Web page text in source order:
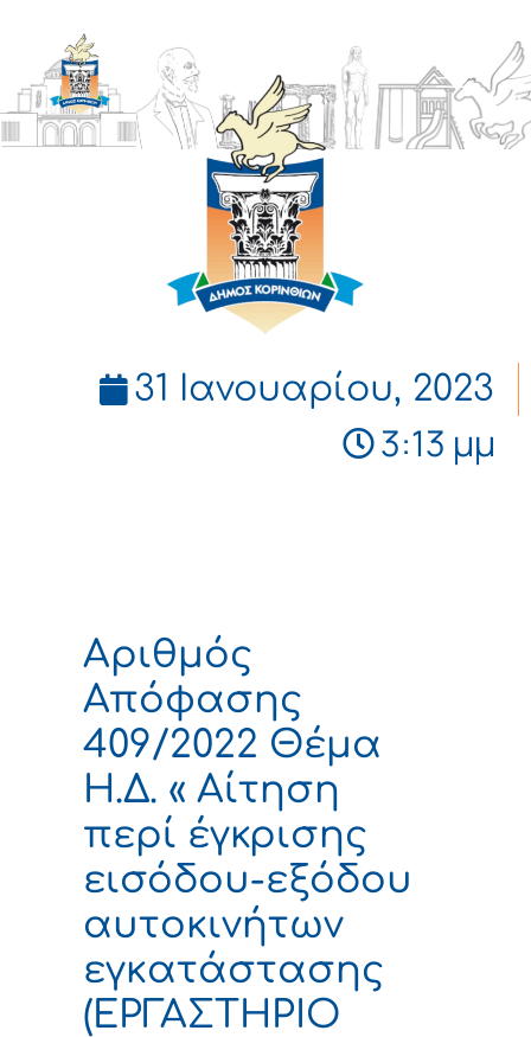
ΔΗΜΟΣ
ΚΟΡΙΝΘΙΩΝ
31 Ιανουαρίου, 2023
3:13 μμ
Αριθμός
Απόφασης
409/2022 Θέμα
Η.Δ. « Αίτηση
περί έγκρισης
εισόδου-εξόδου
αυτοκινήτων
εγκατάστασης
(ΕΡΓΑΣΤΗΡΙΟ